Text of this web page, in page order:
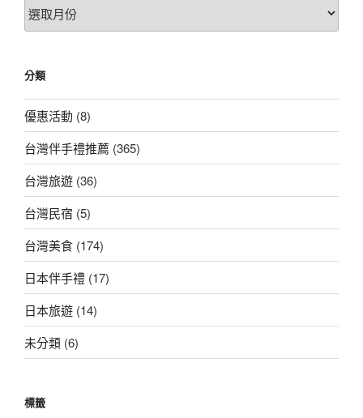
文
章
分類
優惠活動 (8)
台灣伴手禮推薦 (365)
台灣旅遊 (36)
台灣民宿 (5)
台灣美食 (174)
日本伴手禮 (17)
日本旅遊 (14)
未分類 (6)
標籤